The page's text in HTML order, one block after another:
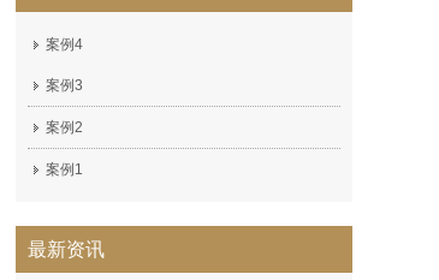
案例4
案例3
案例2
案例1
最新资讯